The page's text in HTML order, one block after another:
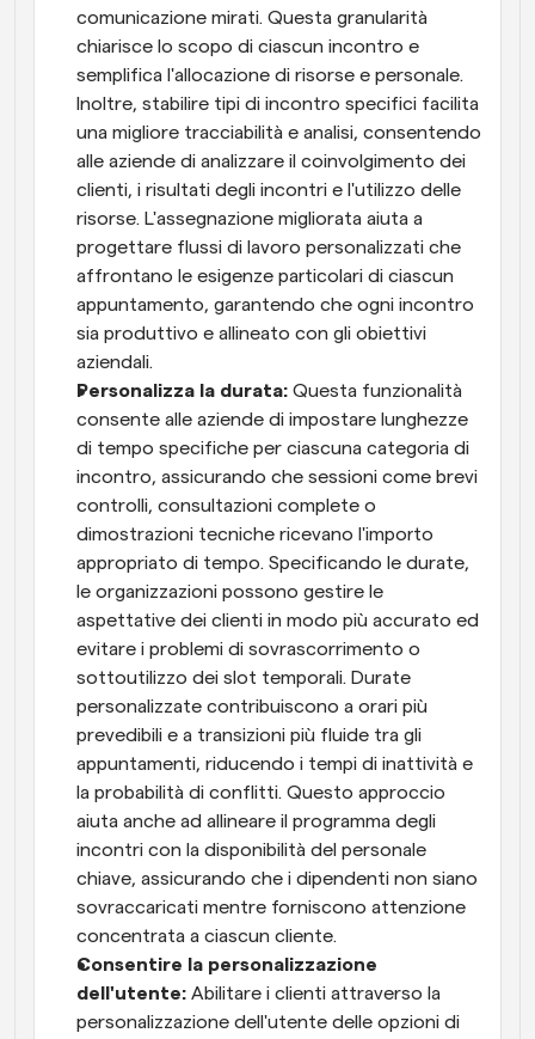
comunicazione mirati. Questa granularità
chiarisce lo scopo di ciascun incontro e
semplifica l'allocazione di risorse e personale.
Inoltre, stabilire tipi di incontro specifici facilita
una migliore tracciabilità e analisi, consentendo
alle aziende di analizzare il coinvolgimento dei
clienti, i risultati degli incontri e l'utilizzo delle
risorse. L'assegnazione migliorata aiuta a
progettare flussi di lavoro personalizzati che
affrontano le esigenze particolari di ciascun
appuntamento, garantendo che ogni incontro
sia produttivo e allineato con gli obiettivi
aziendali.
Personalizza la durata: Questa funzionalità
consente alle aziende di impostare lunghezze
di tempo specifiche per ciascuna categoria di
incontro, assicurando che sessioni come brevi
controlli, consultazioni complete o
dimostrazioni tecniche ricevano l'importo
appropriato di tempo. Specificando le durate,
le organizzazioni possono gestire le
aspettative dei clienti in modo più accurato ed
evitare i problemi di sovrascorrimento o
sottoutilizzo dei slot temporali. Durate
personalizzate contribuiscono a orari più
prevedibili e a transizioni più fluide tra gli
appuntamenti, riducendo i tempi di inattività e
la probabilità di conflitti. Questo approccio
aiuta anche ad allineare il programma degli
incontri con la disponibilità del personale
chiave, assicurando che i dipendenti non siano
sovraccaricati mentre forniscono attenzione
concentrata a ciascun cliente.
Consentire la personalizzazione
dell'utente: Abilitare i clienti attraverso la
personalizzazione dell'utente delle opzioni di